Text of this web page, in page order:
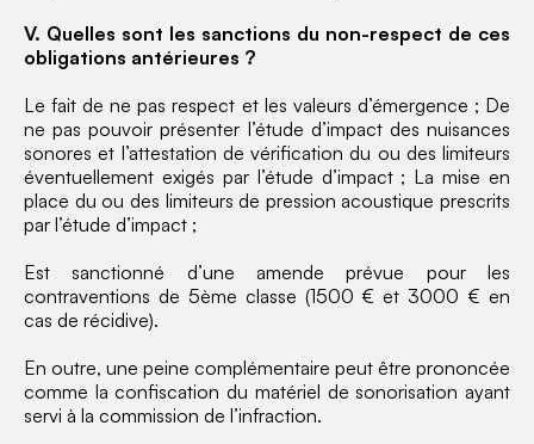
V. Quelles sont les sanctions du non-respect de ces
obligations antérieures ?
Le fait de ne pas respect et les valeurs d’émergence ; De
ne pas pouvoir présenter l’étude d’impact des nuisances
sonores et l’attestation de vérification du ou des limiteurs
éventuellement exigés par l’étude d’impact ; La mise en
place du ou des limiteurs de pression acoustique prescrits
par l’étude d’impact ;
Est sanctionné d’une amende prévue pour les
contraventions de 5ème classe (1500 € et 3000 € en
cas de récidive).
En outre, une peine complémentaire peut être prononcée
comme la confiscation du matériel de sonorisation ayant
servi à la commission de l’infraction.